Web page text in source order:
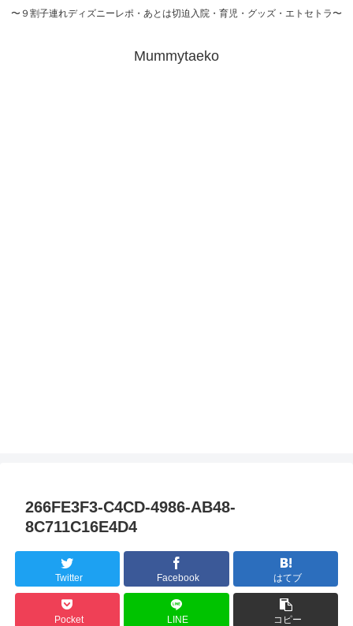
〜９割子連れディズニーレポ・あとは切迫入院・育児・グッズ・エトセトラ〜
Mummytaeko
266FE3F3-C4CD-4986-AB48-
8C711C16E4D4
Twitter Facebook はてブ
Pocket LINE コピー